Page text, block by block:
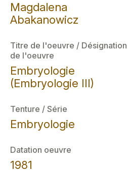
Magdalena
Abakanowicz
Titre de l'oeuvre / Désignation
de l'oeuvre
Embryologie
(Embryologie III)
Tenture / Série
Embryologie
Datation oeuvre
1981